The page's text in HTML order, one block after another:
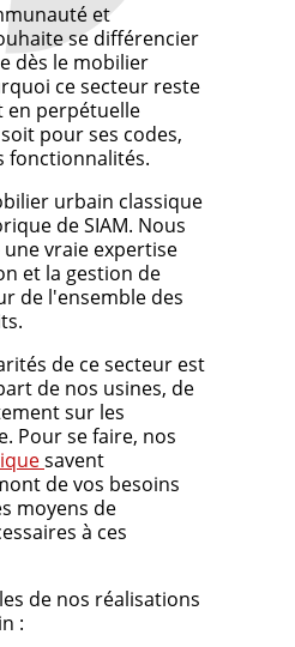
et
se différencier
dès le mobilier
ce secteur reste
en perpétuelle
pour ses codes,
fonctionnalités.
urbain classique
de SIAM. Nous
vraie expertise
et la gestion de
de l'ensemble des
de ce secteur est
de nos usines, de
sur les
Pour se faire, nos
savent
de vos besoins
moyens de
à ces
de nos réalisations
: